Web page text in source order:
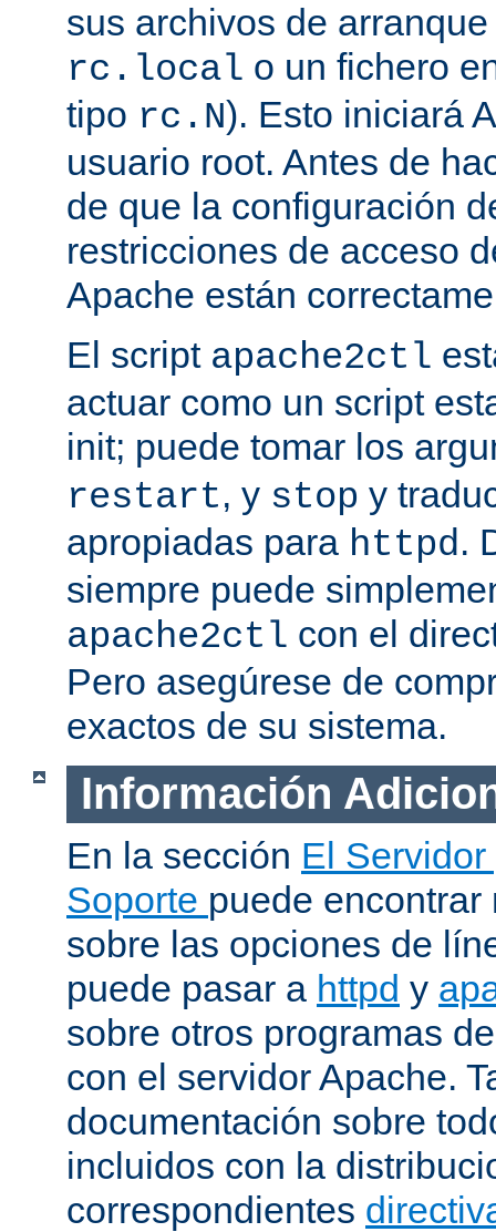
sus archivos de
rc.local o un fichero
tipo rc.N). Esto iniciará
usuario root. Antes de
de que la configuración
restricciones de acceso
Apache están
El script apache2ctl
actuar como un script
init; puede tomar los
restart, y stop y
apropiadas para httpd.
siempre puede
apache2ctl con el
Pero asegúrese de
exactos de su sistema.
Información
En la sección El
Soporte puede
sobre las opciones de
puede pasar a httpd y
sobre otros programas
con el servidor Apache.
documentación sobre
incluidos con la
correspondientes